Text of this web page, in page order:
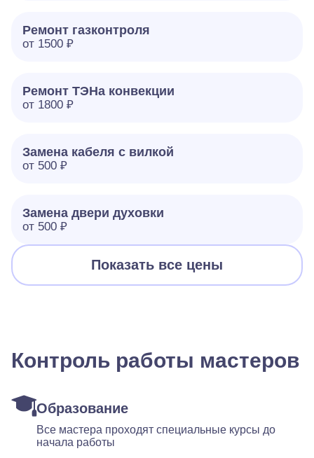
Ремонт газконтроля
от 1500 ₽
Ремонт ТЭНа конвекции
от 1800 ₽
Замена кабеля с вилкой
от 500 ₽
Замена двери духовки
от 500 ₽
Показать все цены
Контроль работы мастеров
Образование
Все мастера проходят специальные курсы до
начала работы